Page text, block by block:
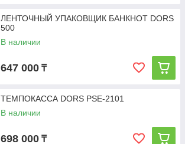
ЛЕНТОЧНЫЙ УПАКОВЩИК БАНКНОТ DORS
500
В наличии
647 000 ₸
ТЕМПОКАССА DORS PSE-2101
В наличии
698 000 ₸